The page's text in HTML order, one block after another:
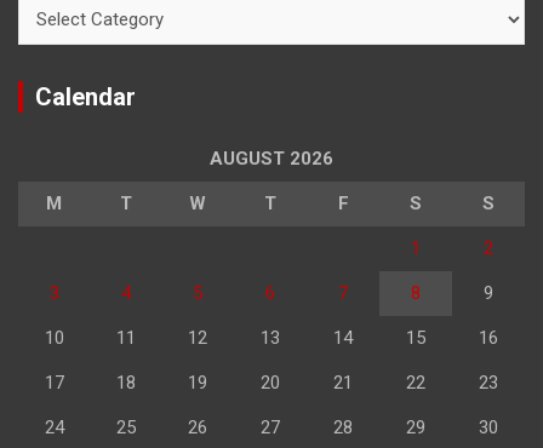
Calendar
AUGUST 2026
M T W T F S S
1 2
3 4 5 6 7 8 9
10 11 12 13 14 15 16
17 18 19 20 21 22 23
24 25 26 27 28 29 30